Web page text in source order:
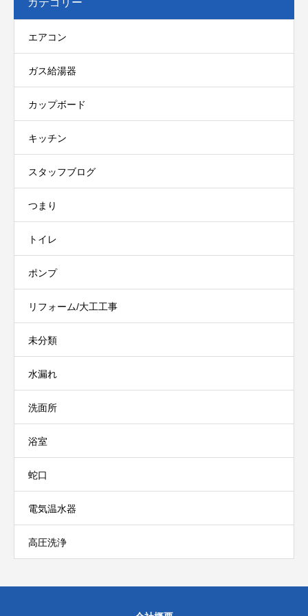
エアコン
ガス給湯器
カップボード
キッチン
スタッフブログ
つまり
トイレ
ポンプ
リフォーム/大工工事
未分類
水漏れ
洗面所
浴室
蛇口
電気温水器
高圧洗浄